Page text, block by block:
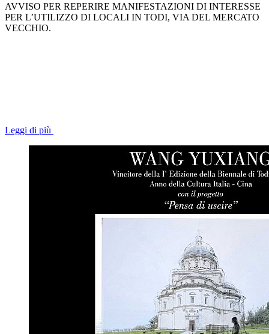
AVVISO PER REPERIRE MANIFESTAZIONI DI INTERESSE
PER L’UTILIZZO DI LOCALI IN TODI, VIA DEL MERCATO
VECCHIO.
Leggi di più